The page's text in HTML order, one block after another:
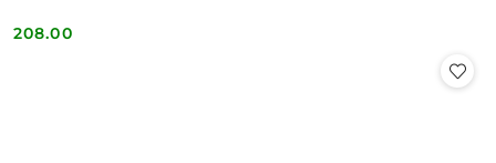
Cena:
208.00